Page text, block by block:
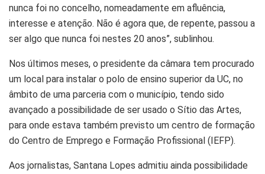
nunca foi no concelho, nomeadamente em afluência,
interesse e atenção. Não é agora que, de repente, passou a
ser algo que nunca foi nestes 20 anos”, sublinhou.
Nos últimos meses, o presidente da câmara tem procurado
um local para instalar o polo de ensino superior da UC, no
âmbito de uma parceria com o município, tendo sido
avançado a possibilidade de ser usado o Sítio das Artes,
para onde estava também previsto um centro de formação
do Centro de Emprego e Formação Profissional (IEFP).
Aos jornalistas, Santana Lopes admitiu ainda possibilidade